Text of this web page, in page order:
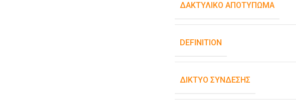
ΔΑΚΤΥΛΙΚΌ ΑΠΟΤΎΠΩΜΑ
DEFINITION
ΔΊΚΤΥΟ ΣΎΝΔΕΣΗΣ